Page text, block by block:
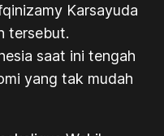
Karsayuda
tersebut.
saat ini tengah
yang tak mudah